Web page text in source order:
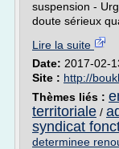
suspension -
doute sérieux
Lire la suite
Date: 2017-02-
Site : http://
Thèmes liés :
territoriale /
syndicat
determinee